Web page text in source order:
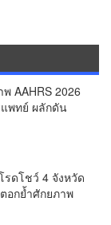
AAHRS 2026
พทย์ ผลักดัน
างปลูกผมแห่ง
รดโชว์ 4 จังหวัด
อกย้ำศักยภาพ
จร(คลิป)